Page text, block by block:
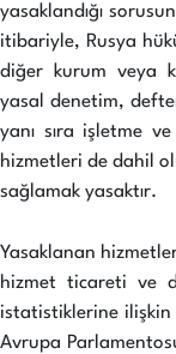
yasaklandığı
itibariyle, Rusya
diğer kurum veya
yasal denetim,
yanı sıra işletme
hizmetleri de dahil
sağlamak yasaktır.
Yasaklanan
hizmet ticareti ve
istatistiklerine ilişkin
Avrupa